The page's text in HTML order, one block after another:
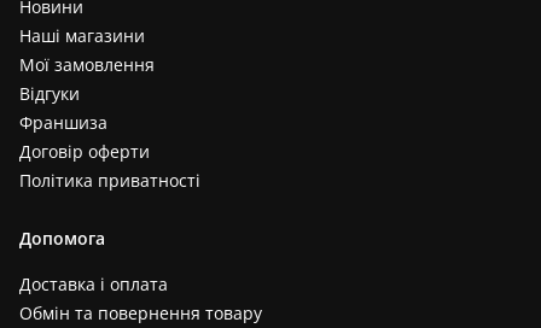
Новини
Наші магазини
Мої замовлення
Відгуки
Франшиза
Договір оферти
Політика приватності
Допомога
Доставка і оплата
Обмін та повернення товару